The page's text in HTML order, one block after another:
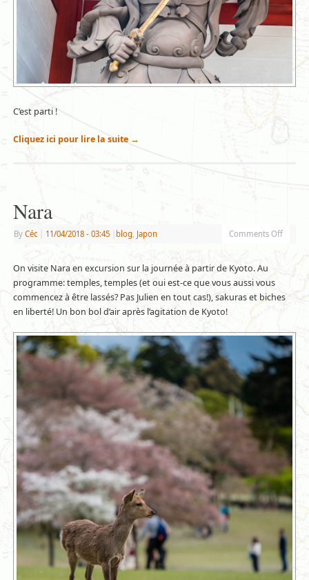
C’est parti !
Cliquez ici pour lire la suite →
Nara
By Céc 11/04/2018 - 03:45 blog Japon Comments Off
On visite Nara en excursion sur la journée à partir de Kyoto. Au
programme: temples, temples (et oui est-ce que vous aussi vous
commencez à être lassés? Pas Julien en tout cas!), sakuras et biches
en liberté! Un bon bol d’air après l’agitation de Kyoto!